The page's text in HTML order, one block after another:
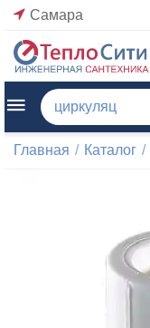
Самара
Главная / Каталог /